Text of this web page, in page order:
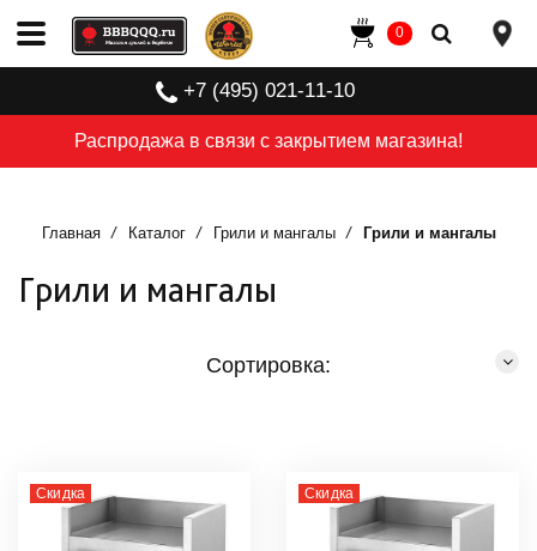
Распродажа в связи с закрытием магазина!
+7 (495) 021-11-10
0
Главная Каталог Грили и мангалы Грили и мангалы
Грили и мангалы
Сортировка:
Скидка Скидка